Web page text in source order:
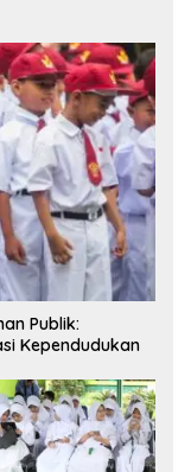
Publik:
Kependudukan